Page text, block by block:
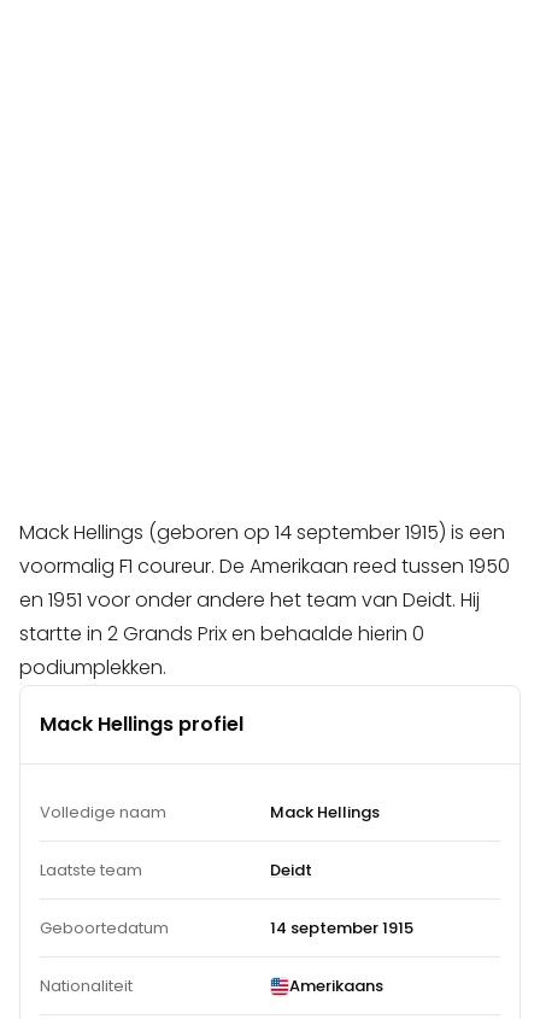
Mack Hellings (geboren op 14 september 1915) is een
voormalig F1 coureur. De Amerikaan reed tussen 1950
en 1951 voor onder andere het team van Deidt. Hij
startte in 2 Grands Prix en behaalde hierin 0
podiumplekken.
Mack Hellings profiel
Volledige naam Mack Hellings
Laatste team Deidt
Geboortedatum 14 september 1915
Nationaliteit Amerikaans